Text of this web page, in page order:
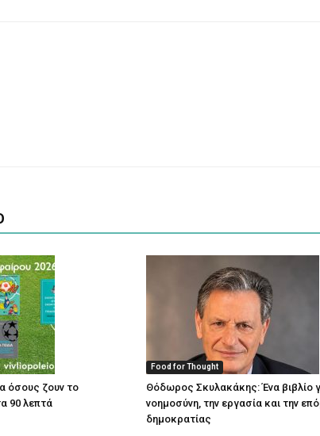
όσους ζουν το
90 λεπτά
Food for Thought
Θόδωρος Σκυλακάκης: Ένα βιβλίο
νοημοσύνη, την εργασία και την
δημοκρατίας